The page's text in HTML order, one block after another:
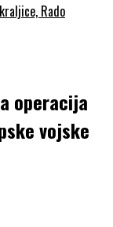
Rado
operacija
vojske